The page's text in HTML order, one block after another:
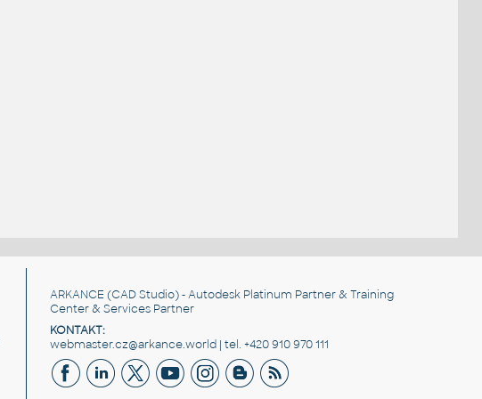
ARKANCE (CAD Studio) - Autodesk Platinum Partner & Training
Center & Services Partner
KONTAKT:
webmaster.cz@arkance.world | tel. +420 910 970 111